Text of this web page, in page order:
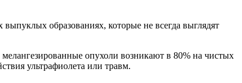
образованиях, которые не всегда выглядят
опухоли возникают в 80% на чистых
ультрафиолета или травм.